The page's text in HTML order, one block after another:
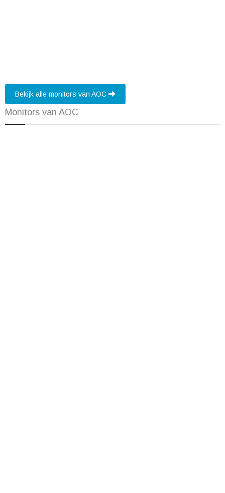
Bekijk alle monitors van AOC
Monitors van AOC